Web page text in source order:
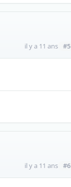
il y a 11 ans #5
il y a 11 ans #6